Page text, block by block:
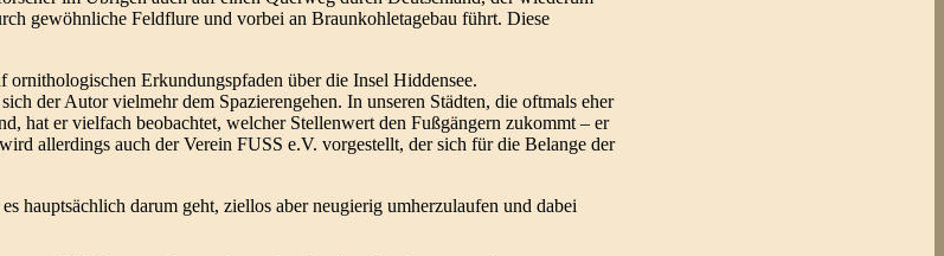
gewöhnliche Feldflure und vorbei an Braunkohletagebau führt. Diese
Erkundungspfaden über die Insel Hiddensee.
der Autor vielmehr dem Spazierengehen. In unseren Städten, die oftmals eher
hat er vielfach beobachtet, welcher Stellenwert den Fußgängern zukommt – er
allerdings auch der Verein FUSS e.V. vorgestellt, der sich für die Belange der
hauptsächlich darum geht, ziellos aber neugierig umherzulaufen und dabei